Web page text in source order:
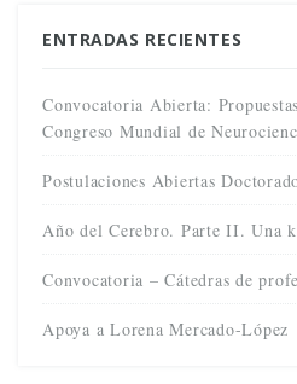
ENTRADAS RECIENTES
Convocatoria Abierta:
Congreso Mundial de
Postulaciones Abiertas
Año del Cerebro. Parte II. Una
Convocatoria – Cátedras de
Apoya a Lorena Mercado-López